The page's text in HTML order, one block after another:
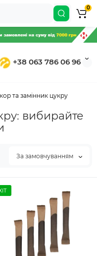
+38 063 786 06 96
0
та замінник цукру
вибирайте
За замовчуванням